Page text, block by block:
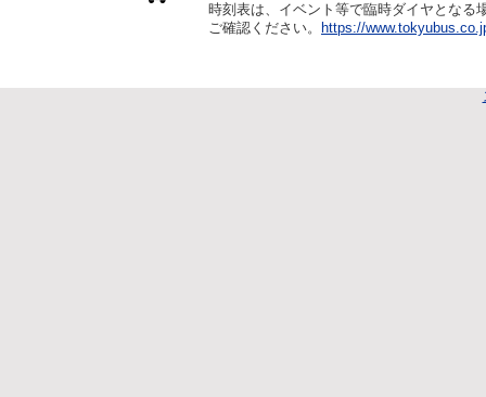
時刻表は、イベント等で臨時ダイヤとなる
ご確認ください。
https://